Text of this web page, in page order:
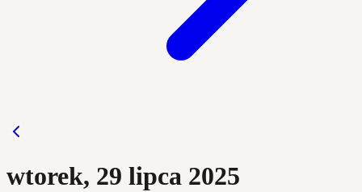
wtorek, 29 lipca 2025